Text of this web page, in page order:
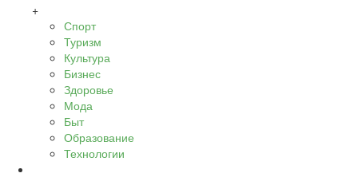
+
Спорт
Туризм
Культура
Бизнес
Здоровье
Мода
Быт
Образование
Технологии